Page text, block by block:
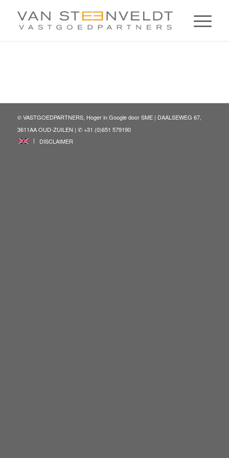
© VASTGOEDPARTNERS, Hoger in Google doorSME| DAALSEWEG 67,
3611AA OUD-ZUILEN | ✆ +31 (0)651 579190
ENG
DISCLAIMER